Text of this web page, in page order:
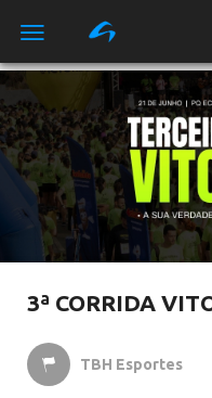

3ª CORRIDA
 TBH Esportes